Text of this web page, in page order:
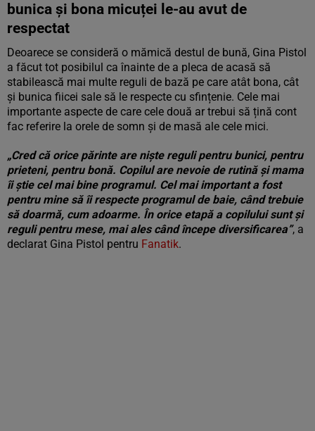
bunica și bona micuței le-au avut de
respectat
Deoarece se consideră o mămică destul de bună, Gina Pistol
a făcut tot posibilul ca înainte de a pleca de acasă să
stabilească mai multe reguli de bază pe care atât bona, cât
și bunica fiicei sale să le respecte cu sfințenie. Cele mai
importante aspecte de care cele două ar trebui să țină cont
fac referire la orele de somn și de masă ale cele mici.
„Cred că orice părinte are niște reguli pentru bunici, pentru
prieteni, pentru bonă. Copilul are nevoie de rutină și mama
îi știe cel mai bine programul. Cel mai important a fost
pentru mine să îi respecte programul de baie, când trebuie
să doarmă, cum adoarme. În orice etapă a copilului sunt și
reguli pentru mese, mai ales când începe diversificarea”, a
declarat Gina Pistol pentru Fanatik.